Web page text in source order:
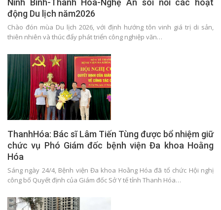
Ninh Bình-Thanh Hóa-Nghệ An sôi nổi các hoạt
động Du lịch năm2026
Chào đón mùa Du lịch 2026, với định hướng tôn vinh giá trị di sản,
thiên nhiên và thúc đẩy phát triển công nghiệp văn…
ThanhHóa: Bác sĩ Lâm Tiến Tùng được bổ nhiệm giữ
chức vụ Phó Giám đốc bệnh viện Đa khoa Hoằng
Hóa
Sáng ngày 24/4, Bệnh viện Đa khoa Hoằng Hóa đã tổ chức Hội nghị
công bố Quyết định của Giám đốc Sở Y tế tỉnh Thanh Hóa…